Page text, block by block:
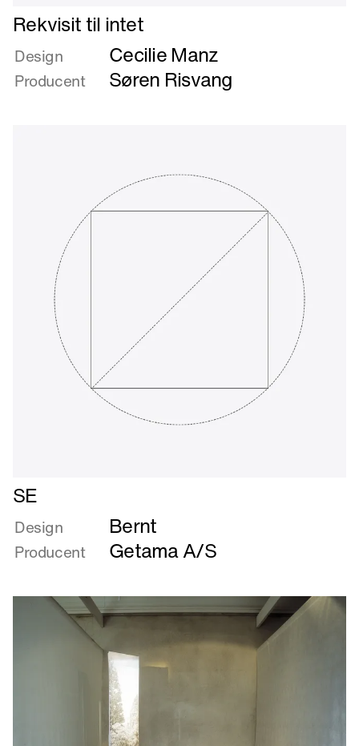
Læs
mere
om
Rekvisit
til
Rekvisit til intet
Design Cecilie Manz
Producent Søren Risvang
Læs
mere
om
SE
SE
Design Bernt
Producent Getama A/S